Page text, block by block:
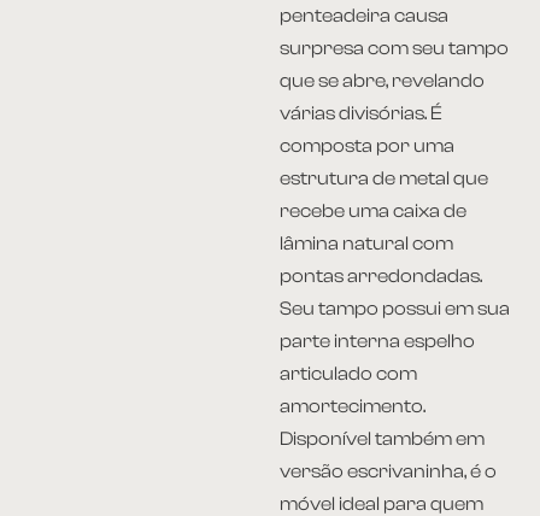
penteadeira causa
surpresa com seu tampo
que se abre, revelando
várias divisórias. É
composta por uma
estrutura de metal que
recebe uma caixa de
lâmina natural com
pontas arredondadas.
Seu tampo possui em sua
parte interna espelho
articulado com
amortecimento.
Disponível também em
versão escrivaninha, é o
móvel ideal para quem